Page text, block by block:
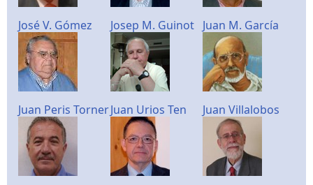
José V. Gómez Josep M. Guinot Juan M. García
Juan Peris TornerJuan Urios Ten Juan Villalobos